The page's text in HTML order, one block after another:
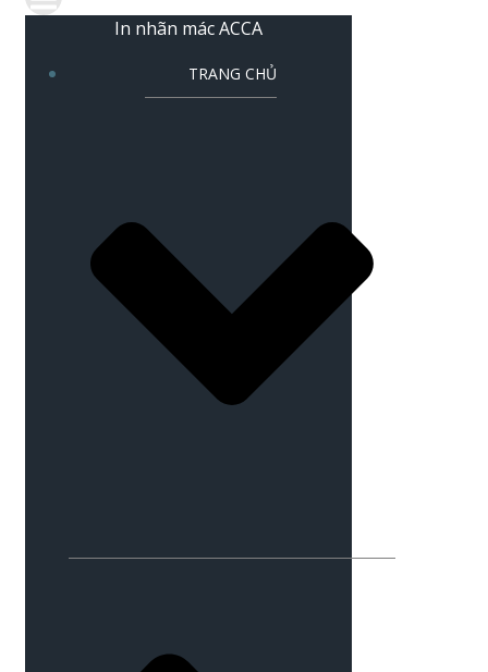
In nhãn mác ACCA
TRANG CHỦ